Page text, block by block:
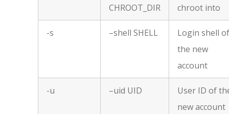
CHROOT_DIR
chroot into
-s –shell SHELL
Login shell of
the new
account
-u –uid UID
User ID of
new account